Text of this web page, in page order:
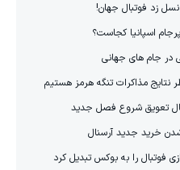
زد فوتبال جهان!
اسپانیا کجاست؟
در جام های جهانی
نتایج مذاکرات تنگه هرمز هستیم
تعویق شروع فصل جدید
خرید جدید آرسنال
فوتبال را به بوکس تبدیل کرد